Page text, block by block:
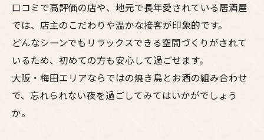
口コミで高評価の店や、地元で長年愛されている居酒屋
では、店主のこだわりや温かな接客が印象的です。
どんなシーンでもリラックスできる空間づくりがされて
いるため、初めての方も安心して過ごせます。
大阪・梅田エリアならではの焼き鳥とお酒の組み合わせ
で、忘れられない夜を過ごしてみてはいかがでしょう
か。